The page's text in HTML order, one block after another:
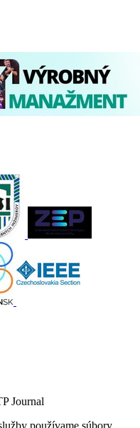
Journal
používame súbory